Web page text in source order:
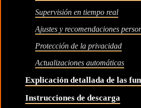
Supervisión en tiempo real
Ajustes y recomendaciones
Protección de la privacidad
Actualizaciones automáticas
Explicación detallada de las
Instrucciones de descarga